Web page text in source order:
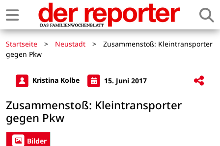
Startseite > Neustadt >
Zusammenstoß: Kleintransporter
gegen Pkw
Kristina Kolbe 15. Juni 2017
Zusammenstoß: Kleintransporter
gegen Pkw
Bilder